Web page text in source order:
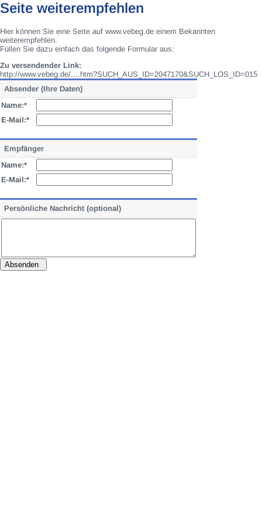
Seite weiterempfehlen
Hier können Sie eine Seite auf www.vebeg.de einem Bekannten
weiterempfehlen.
Füllen Sie dazu einfach das folgende Formular aus:
Zu versendender Link:
http://www.vebeg.de/....htm?SUCH_AUS_ID=2047170&SUCH_LOS_ID=015
Absender (Ihre Daten)
Name:*
E-Mail:*
Empfänger
Name:*
E-Mail:*
Persönliche Nachricht (optional)